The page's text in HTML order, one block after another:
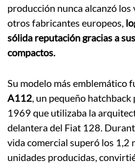
producción nunca alcanzó los
otros fabricantes europeos,
sólida reputación gracias a
compactos.
Su modelo más emblemático
A112, un pequeño hatchback
1969 que utilizaba la
delantera del Fiat 128.
vida comercial superó los 1,2
unidades producidas,